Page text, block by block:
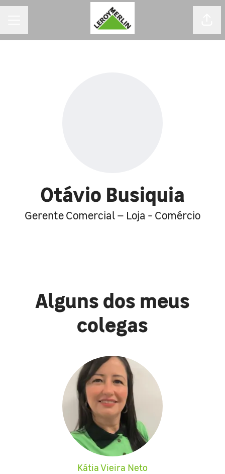
Otávio Busiquia
Gerente Comercial – Loja - Comércio
Alguns dos meus
colegas
Kátia Vieira Neto